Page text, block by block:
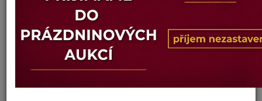
DÍLA V AUKCÍCH
Carl Suchy & Söhne
158. STOLNÍ HODINY C. SUCHY